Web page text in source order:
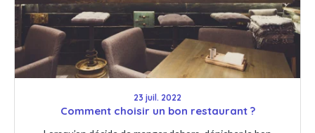
23 juil. 2022
Comment choisir un bon restaurant ?